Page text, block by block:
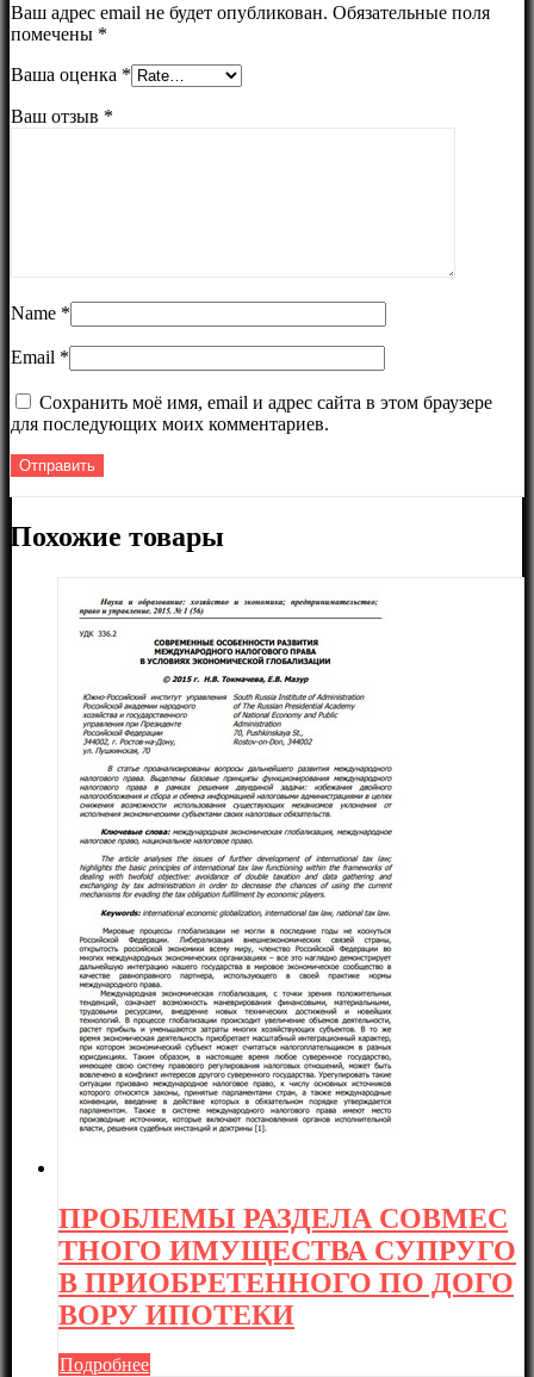
Ваш адрес email не будет опубликован. Обязательные поля
помечены *
Ваша оценка *
Ваш отзыв *
Name *
Email *
Сохранить моё имя, email и адрес сайта в этом браузере
для последующих моих комментариев.
Похожие товары
ПРОБЛЕМЫ РАЗДЕЛА СОВМЕС
ТНОГО ИМУЩЕСТВА СУПРУГО
В ПРИОБРЕТЕННОГО ПО ДОГО
ВОРУ ИПОТЕКИ
Подробнее